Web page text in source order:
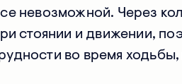
невозможной. Через
стоянии и движении,
во время ходьбы,